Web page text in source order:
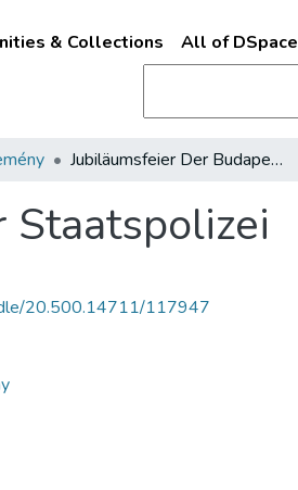
& Collections All of DSpace
Jubiläumsfeier Der Budapester Staatspolizei
Staatspolizei
20.500.14711/117947